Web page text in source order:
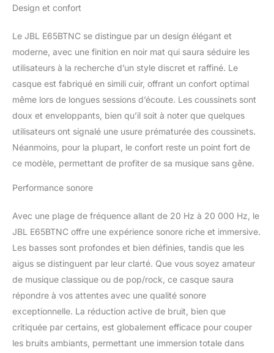
est entièrement chargé
en seulement 2 heures et
assure 24 heures*
d'expérience musicale.
Pour une diffusion
Bluetooth sans câbles &
sans frustration Obtenir
une isolation parfaite est
désormais possible
grâce à la réduction
active du bruit du
: idéal pour un port
prolongé Passez
à l'autre grâce à la
commutation simple : si
vous avez un appel
lorsque vous regardez
une vidéo, le casque
bascule directement sur
votre portable Livraison :
1x casque E65BTNC / 1x
Design et confort
Le JBL E65BTNC se distingue par un design élégant et
moderne, avec une finition en noir mat qui saura séduire les
utilisateurs à la recherche d’un style discret et raffiné. Le
casque est fabriqué en simili cuir, offrant un confort optimal
même lors de longues sessions d’écoute. Les coussinets sont
doux et enveloppants, bien qu’il soit à noter que quelques
utilisateurs ont signalé une usure prématurée des coussinets.
Néanmoins, pour la plupart, le confort reste un point fort de
ce modèle, permettant de profiter de sa musique sans gêne.
Performance sonore
Avec une plage de fréquence allant de 20 Hz à 20 000 Hz, le
JBL E65BTNC offre une expérience sonore riche et immersive.
Les basses sont profondes et bien définies, tandis que les
aigus se distinguent par leur clarté. Que vous soyez amateur
de musique classique ou de pop/rock, ce casque saura
répondre à vos attentes avec une qualité sonore
exceptionnelle. La réduction active de bruit, bien que
critiquée par certains, est globalement efficace pour couper
les bruits ambiants, permettant une immersion totale dans